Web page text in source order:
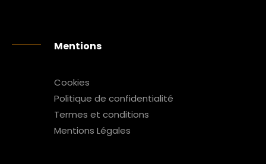
Mentions
Cookies
Politique de confidentialité
Termes et conditions
Mentions Légales